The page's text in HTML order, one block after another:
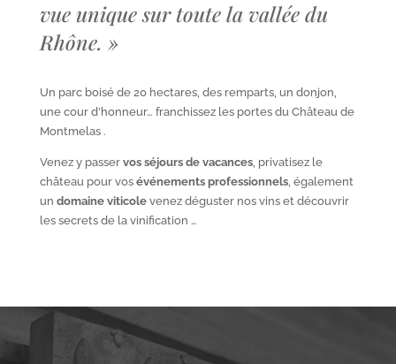
vue unique sur toute la vallée du
Rhône. »
Un parc boisé de 20 hectares, des remparts, un donjon,
une cour d’honneur… franchissez les portes du Château de
Montmelas .
Venez y passer vos séjours de vacances, privatisez le
château pour vos événements professionnels, également
un domaine viticolevenez déguster nos vins et découvrir
les secrets de la vinification …